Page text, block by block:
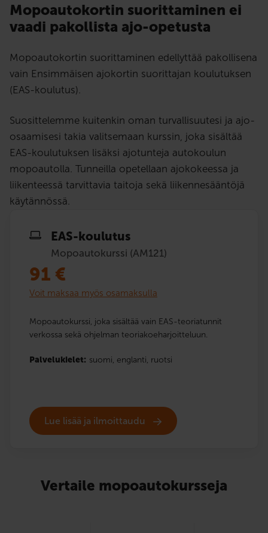
Mopoautokortin suorittaminen ei
vaadi pakollista ajo-opetusta
Mopoautokortin suorittaminen edellyttää pakollisena
vain Ensimmäisen ajokortin suorittajan koulutuksen
(EAS-koulutus).
Suosittelemme kuitenkin oman turvallisuutesi ja ajo-
osaamisesi takia valitsemaan kurssin, joka sisältää
EAS-koulutuksen lisäksi ajotunteja autokoulun
mopoautolla. Tunneilla opetellaan ajokokeessa ja
liikenteessä tarvittavia taitoja sekä liikennesääntöjä
käytännössä.
EAS-koulutus
Mopoautokurssi (AM121)
91 €
Voit maksaa myös osamaksulla
Mopoautokurssi, joka sisältää vain EAS-teoriatunnit
verkossa sekä ohjelman teoriakoeharjoitteluun.
Palvelukielet: suomi, englanti, ruotsi
Lue lisää ja ilmoittaudu
Vertaile mopoautokursseja